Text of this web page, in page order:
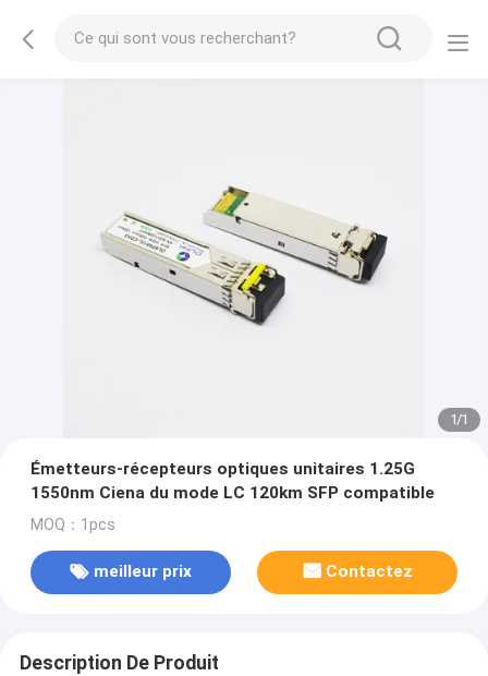
1/1
Émetteurs-récepteurs optiques unitaires 1.25G
1550nm Ciena du mode LC 120km SFP compatible
MOQ：1pcs
meilleur prix Contactez
Description De Produit